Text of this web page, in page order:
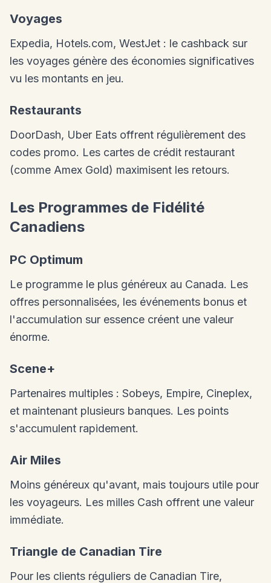
Voyages
Expedia, Hotels.com, WestJet : le cashback sur
les voyages génère des économies significatives
vu les montants en jeu.
Restaurants
DoorDash, Uber Eats offrent régulièrement des
codes promo. Les cartes de crédit restaurant
(comme Amex Gold) maximisent les retours.
Les Programmes de Fidélité
Canadiens
PC Optimum
Le programme le plus généreux au Canada. Les
offres personnalisées, les événements bonus et
l'accumulation sur essence créent une valeur
énorme.
Scene+
Partenaires multiples : Sobeys, Empire, Cineplex,
et maintenant plusieurs banques. Les points
s'accumulent rapidement.
Air Miles
Moins généreux qu'avant, mais toujours utile pour
les voyageurs. Les milles Cash offrent une valeur
immédiate.
Triangle de Canadian Tire
Pour les clients réguliers de Canadian Tire,